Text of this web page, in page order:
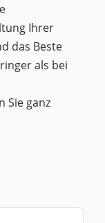
Ihrer
das Beste
als bei
Sie ganz